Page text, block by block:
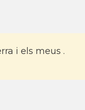
i els meus .